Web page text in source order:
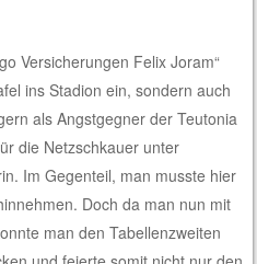
Versicherungen Felix Joram“
ins Stadion ein, sondern auch
als Angstgegner der Teutonia
die Netzschkauer unter
Im Gegenteil, man musste hier
Doch da man nun mit
man den Tabellenzweiten